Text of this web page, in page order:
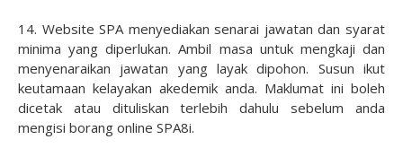
14. Website SPA menyediakan senarai jawatan dan syarat
minima yang diperlukan. Ambil masa untuk mengkaji dan
menyenaraikan jawatan yang layak dipohon. Susun ikut
keutamaan kelayakan akedemik anda. Maklumat ini boleh
dicetak atau dituliskan terlebih dahulu sebelum anda
mengisi borang online SPA8i.